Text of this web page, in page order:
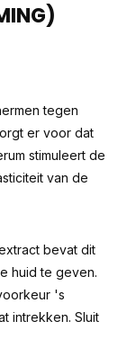
tegen
er voor dat
stimuleert de
van de
bevat dit
huid te geven.
's
intrekken. Sluit